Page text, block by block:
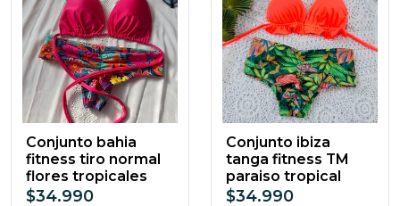
Conjunto bahia
fitness tiro normal
flores tropicales
$34.990
Conjunto ibiza
tanga fitness TM
paraiso tropical
$34.990